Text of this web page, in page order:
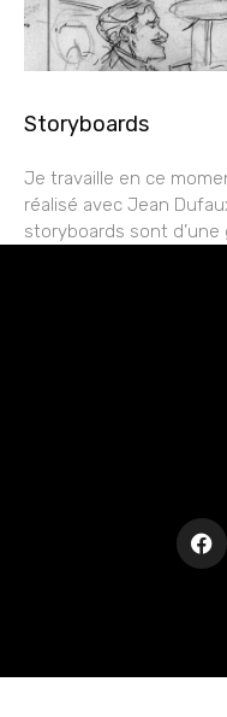
Storyboards
Je travaille en ce
réalisé avec Jean
storyboards sont d’une